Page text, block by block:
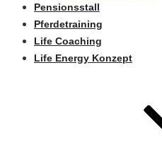
Pensionsstall
Pferdetraining
Life Coaching
Life Energy Konzept